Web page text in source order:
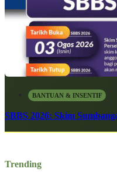
BANTUAN & INSENTIF
SBBS 2026: Skim
Trending